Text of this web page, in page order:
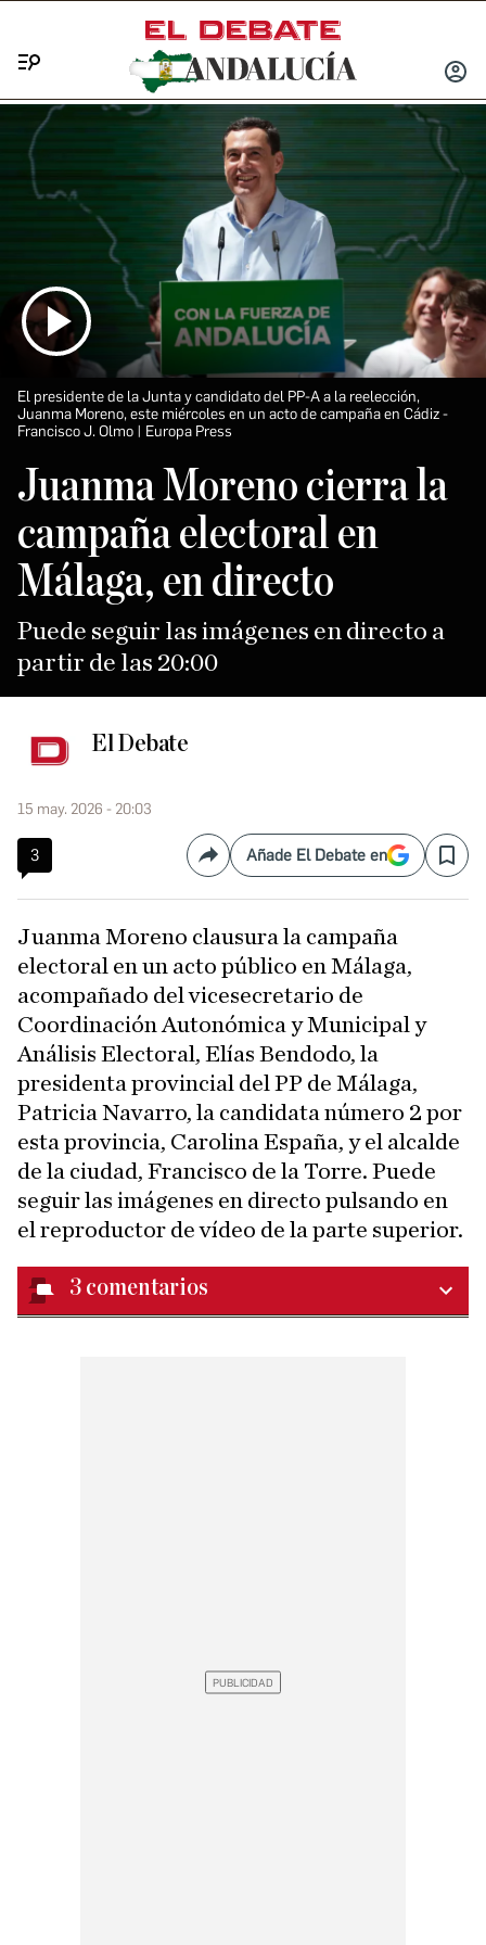
INICIAR
El presidente de la Junta y candidato del PP-A a la reelección,
Juanma Moreno, este miércoles en un acto de campaña en Cádiz
Francisco J. Olmo | Europa Press
Juanma Moreno cierra la
campaña electoral en
Málaga, en directo
Puede seguir las imágenes en directo a
partir de las 20:00
El Debate
15 may. 2026 - 20:03
3 CompartirAñade El Debate en Save
Juanma Moreno clausura la campaña
electoral en un acto público en Málaga,
acompañado del vicesecretario de
Coordinación Autonómica y Municipal y
Análisis Electoral, Elías Bendodo, la
presidenta provincial del PP de Málaga,
Patricia Navarro, la candidata número 2 por
esta provincia, Carolina España, y el alcalde
de la ciudad, Francisco de la Torre. Puede
seguir las imágenes en directo pulsando en
el reproductor de vídeo de la parte superior.
3 comentarios